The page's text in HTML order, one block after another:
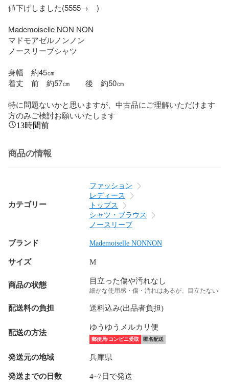
値下げしました(5555→    )
Mademoiselle NON NON
マドモアゼルノンノン
ノースリーブシャツ
身幅　約45㎝
着丈　前　約57㎝　　後　約50㎝
特に問題ないかと思いますが、中古品にご理解いただけます
方のみご検討お願いいたします
13時間前
商品の情報
カテゴリー
ファッション
レディース
トップス
シャツ・ブラウス
ノースリーブ
ブランド Mademoiselle NONNON
サイズ M
商品の状態 目立った傷や汚れなし
細かな使用感・傷・汚れはあるが、目立たない
配送料の負担 送料込み(出品者負担)
配送の方法
ゆうゆうメルカリ便
郵便局/コンビニ受取 匿名配送
発送元の地域 兵庫県
発送までの日数 4~7日で発送